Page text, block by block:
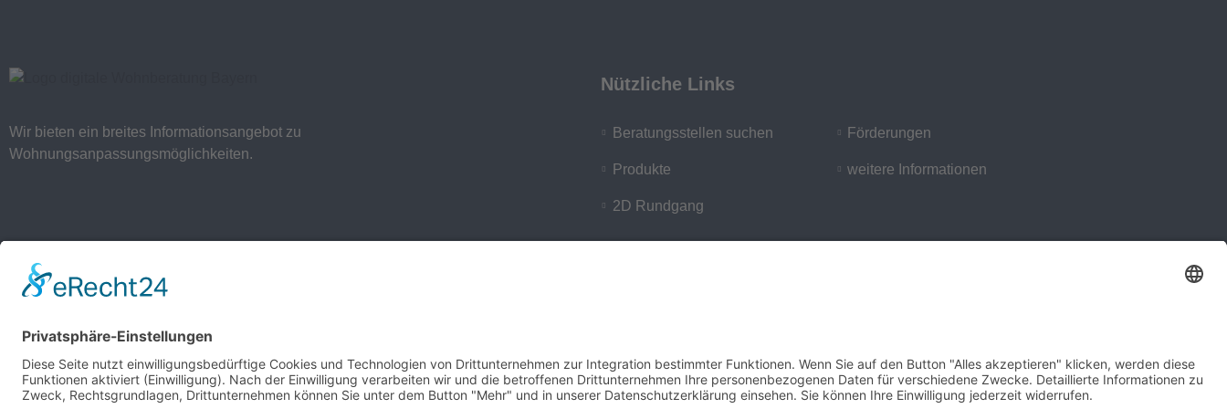
Wir bieten ein breites Informationsangebot zu
Wohnungsanpassungsmöglichkeiten.
Nützliche Links
Beratungsstellen suchen
Produkte
2D Rundgang
Förderungen
weitere Informationen